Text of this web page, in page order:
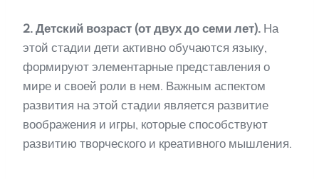
2. Детский возраст (от двух до семи лет). На
этой стадии дети активно обучаются языку,
формируют элементарные представления о
мире и своей роли в нем. Важным аспектом
развития на этой стадии является развитие
воображения и игры, которые способствуют
развитию творческого и креативного мышления.